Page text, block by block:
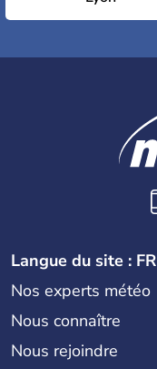
Langue du site : FR
Nos experts météo
Nous connaître
Nous rejoindre